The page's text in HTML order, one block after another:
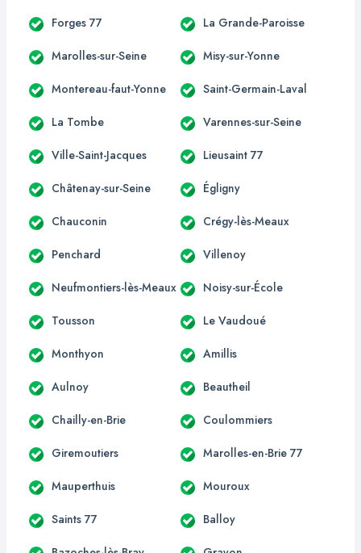
Forges 77 La Grande-Paroisse
Marolles-sur-Seine Misy-sur-Yonne
Montereau-faut-Yonne Saint-Germain-Laval
La Tombe Varennes-sur-Seine
Ville-Saint-Jacques Lieusaint 77
Châtenay-sur-Seine Égligny
Chauconin Crégy-lès-Meaux
Penchard Villenoy
Neufmontiers-lès-Meaux Noisy-sur-École
Tousson Le Vaudoué
Monthyon Amillis
Aulnoy Beautheil
Chailly-en-Brie Coulommiers
Giremoutiers Marolles-en-Brie 77
Mauperthuis Mouroux
Saints 77 Balloy